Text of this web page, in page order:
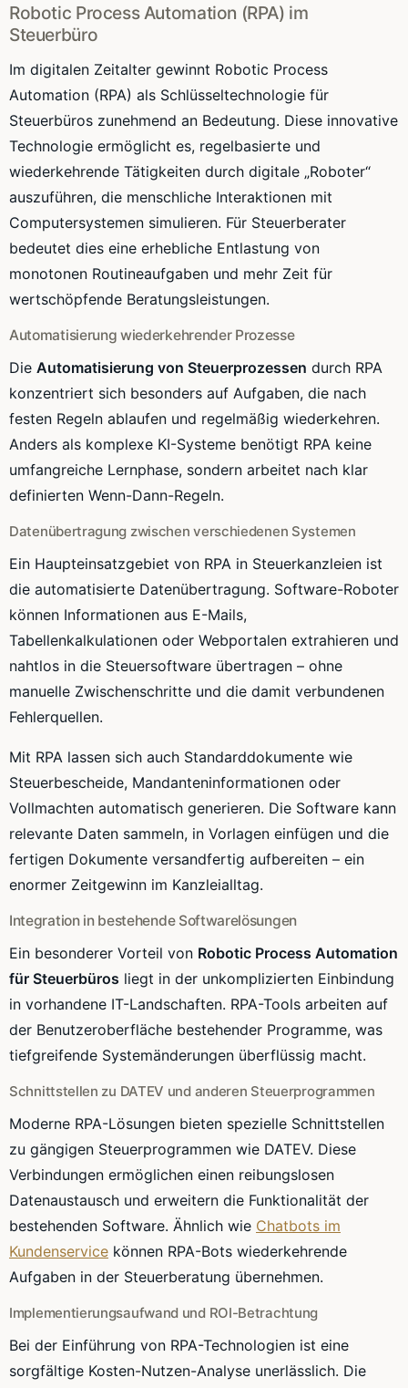
Robotic Process Automation (RPA) im
Steuerbüro
Im digitalen Zeitalter gewinnt Robotic Process
Automation (RPA) als Schlüsseltechnologie für
Steuerbüros zunehmend an Bedeutung. Diese innovative
Technologie ermöglicht es, regelbasierte und
wiederkehrende Tätigkeiten durch digitale „Roboter“
auszuführen, die menschliche Interaktionen mit
Computersystemen simulieren. Für Steuerberater
bedeutet dies eine erhebliche Entlastung von
monotonen Routineaufgaben und mehr Zeit für
wertschöpfende Beratungsleistungen.
Automatisierung wiederkehrender Prozesse
Die Automatisierung von Steuerprozessen durch RPA
konzentriert sich besonders auf Aufgaben, die nach
festen Regeln ablaufen und regelmäßig wiederkehren.
Anders als komplexe KI-Systeme benötigt RPA keine
umfangreiche Lernphase, sondern arbeitet nach klar
definierten Wenn-Dann-Regeln.
Datenübertragung zwischen verschiedenen Systemen
Ein Haupteinsatzgebiet von RPA in Steuerkanzleien ist
die automatisierte Datenübertragung. Software-Roboter
können Informationen aus E-Mails,
Tabellenkalkulationen oder Webportalen extrahieren und
nahtlos in die Steuersoftware übertragen – ohne
manuelle Zwischenschritte und die damit verbundenen
Fehlerquellen.
Mit RPA lassen sich auch Standarddokumente wie
Steuerbescheide, Mandanteninformationen oder
Vollmachten automatisch generieren. Die Software kann
relevante Daten sammeln, in Vorlagen einfügen und die
fertigen Dokumente versandfertig aufbereiten – ein
enormer Zeitgewinn im Kanzleialltag.
Integration in bestehende Softwarelösungen
Ein besonderer Vorteil von Robotic Process Automation
für Steuerbüros liegt in der unkomplizierten Einbindung
in vorhandene IT-Landschaften. RPA-Tools arbeiten auf
der Benutzeroberfläche bestehender Programme, was
tiefgreifende Systemänderungen überflüssig macht.
Schnittstellen zu DATEV und anderen Steuerprogrammen
Moderne RPA-Lösungen bieten spezielle Schnittstellen
zu gängigen Steuerprogrammen wie DATEV. Diese
Verbindungen ermöglichen einen reibungslosen
Datenaustausch und erweitern die Funktionalität der
bestehenden Software. Ähnlich wie Chatbots im
Kundenservice können RPA-Bots wiederkehrende
Aufgaben in der Steuerberatung übernehmen.
Implementierungsaufwand und ROI-Betrachtung
Bei der Einführung von RPA-Technologien ist eine
sorgfältige Kosten-Nutzen-Analyse unerlässlich. Die